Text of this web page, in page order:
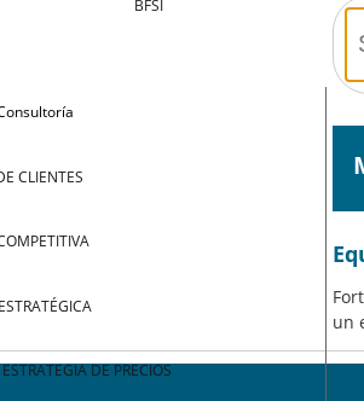
BFSI
CLIENTES
DE PRECIOS
un